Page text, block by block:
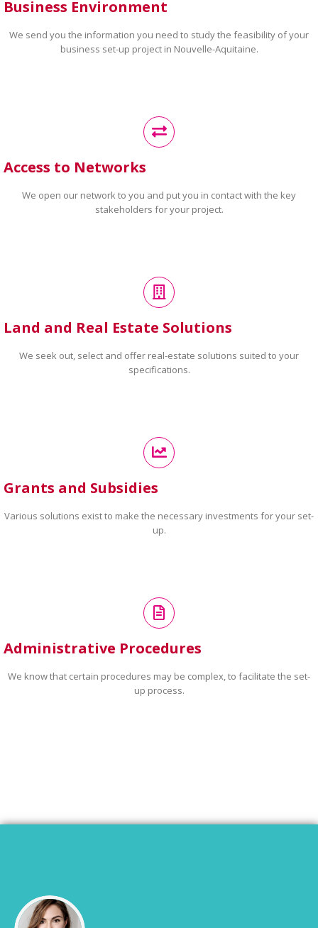
Business Environment
We send you the information you need to study the feasibility of your
business set-up project in Nouvelle-Aquitaine.
Access to Networks
We open our network to you and put you in contact with the key
stakeholders for your project.
Land and Real Estate Solutions
We seek out, select and offer real-estate solutions suited to your
specifications.
Grants and Subsidies
Various solutions exist to make the necessary investments for your set-
up.
Administrative Procedures
We know that certain procedures may be complex, to facilitate the set-
up process.